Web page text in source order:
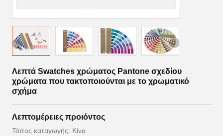
Λεπτά Swatches χρώματος Pantone σχεδίου
χρώματα που τακτοποιούνται με το χρωματικό
σχήμα
Λεπτομέρειες προιόντος
Τόπος καταγωγής: Κίνα